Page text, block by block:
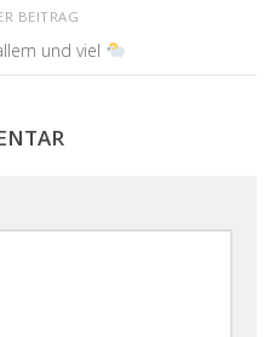
BEITRAG
und viel